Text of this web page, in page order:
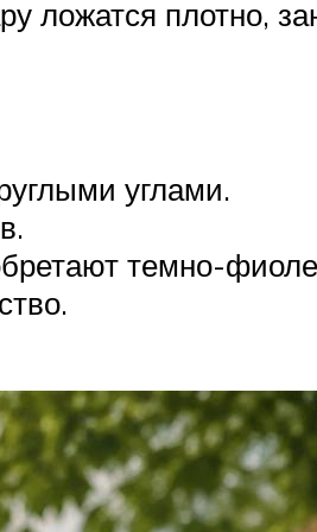
ложатся плотно,
углами.
темно-